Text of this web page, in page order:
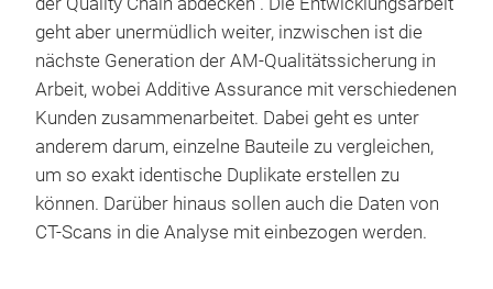
der Quality Chain abdecken“. Die Entwicklungsarbeit
geht aber unermüdlich weiter, inzwischen ist die
nächste Generation der AM-Qualitätssicherung in
Arbeit, wobei Additive Assurance mit verschiedenen
Kunden zusammenarbeitet. Dabei geht es unter
anderem darum, einzelne Bauteile zu vergleichen,
um so exakt identische Duplikate erstellen zu
können. Darüber hinaus sollen auch die Daten von
CT-Scans in die Analyse mit einbezogen werden.